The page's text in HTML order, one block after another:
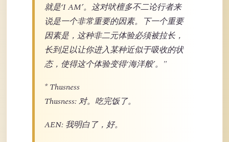
就是‘I AM’。这对吠檀多不二论行者来
说是一个非常重要的因素。下一个重要
因素是，这种非二元体验必须被拉长，
长到足以让你进入某种近似于吸收的状
态，使得这个体验变得‘海洋般’。"
* Thusness
Thusness: 对。吃完饭了。
AEN: 我明白了，好。